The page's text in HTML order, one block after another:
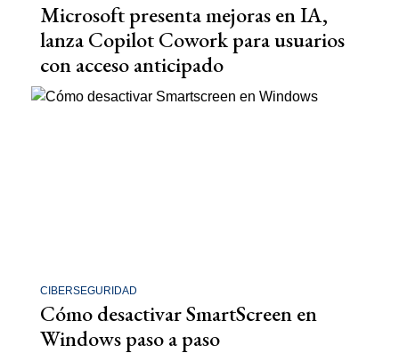
Microsoft presenta mejoras en IA,
lanza Copilot Cowork para usuarios
con acceso anticipado
CIBERSEGURIDAD
Cómo desactivar SmartScreen en
Windows paso a paso